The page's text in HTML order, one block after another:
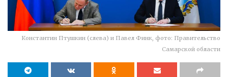
Константин Птушкин (слева) и Павел Финк, фото: Правительство
Самарской области